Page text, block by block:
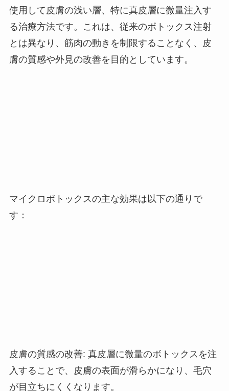
使用して皮膚の浅い層、特に真皮層に微量注入す
る治療方法です。これは、従来のボトックス注射
とは異なり、筋肉の動きを制限することなく、皮
膚の質感や外見の改善を目的としています。
マイクロボトックスの主な効果は以下の通りで
す：
皮膚の質感の改善: 真皮層に微量のボトックスを注
入することで、皮膚の表面が滑らかになり、毛穴
が目立ちにくくなります。